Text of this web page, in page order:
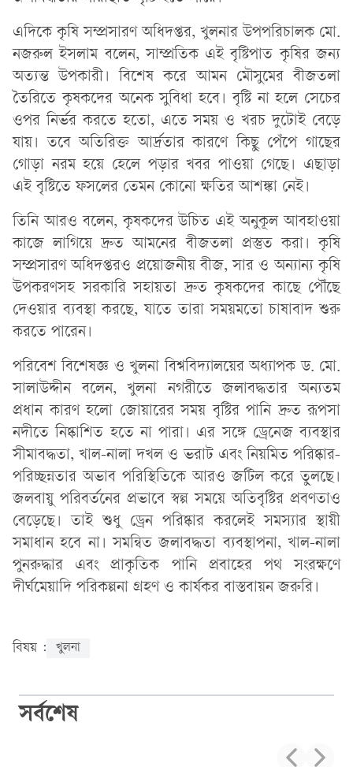
এদিকে কৃষি সম্প্রসারণ অধিদপ্তর, খুলনার উপপরিচালক মো.
নজরুল ইসলাম বলেন, সাম্প্রতিক এই বৃষ্টিপাত কৃষির জন্য
অত্যন্ত উপকারী। বিশেষ করে আমন মৌসুমের বীজতলা
তৈরিতে কৃষকদের অনেক সুবিধা হবে। বৃষ্টি না হলে সেচের
ওপর নির্ভর করতে হতো, এতে সময় ও খরচ দুটোই বেড়ে
যায়। তবে অতিরিক্ত আর্দ্রতার কারণে কিছু পেঁপে গাছের
গোড়া নরম হয়ে হেলে পড়ার খবর পাওয়া গেছে। এছাড়া
এই বৃষ্টিতে ফসলের তেমন কোনো ক্ষতির আশঙ্কা নেই।
তিনি আরও বলেন, কৃষকদের উচিত এই অনুকূল আবহাওয়া
কাজে লাগিয়ে দ্রুত আমনের বীজতলা প্রস্তুত করা। কৃষি
সম্প্রসারণ অধিদপ্তরও প্রয়োজনীয় বীজ, সার ও অন্যান্য কৃষি
উপকরণসহ সরকারি সহায়তা দ্রুত কৃষকদের কাছে পৌঁছে
দেওয়ার ব্যবস্থা করছে, যাতে তারা সময়মতো চাষাবাদ শুরু
করতে পারেন।
পরিবেশ বিশেষজ্ঞ ও খুলনা বিশ্ববিদ্যালয়ের অধ্যাপক ড. মো.
সালাউদ্দীন বলেন, খুলনা নগরীতে জলাবদ্ধতার অন্যতম
প্রধান কারণ হলো জোয়ারের সময় বৃষ্টির পানি দ্রুত রূপসা
নদীতে নিষ্কাশিত হতে না পারা। এর সঙ্গে ড্রেনেজ ব্যবস্থার
সীমাবদ্ধতা, খাল-নালা দখল ও ভরাট এবং নিয়মিত পরিষ্কার-
পরিচ্ছন্নতার অভাব পরিস্থিতিকে আরও জটিল করে তুলছে।
জলবায়ু পরিবর্তনের প্রভাবে স্বল্প সময়ে অতিবৃষ্টির প্রবণতাও
বেড়েছে। তাই শুধু ড্রেন পরিষ্কার করলেই সমস্যার স্থায়ী
সমাধান হবে না। সমন্বিত জলাবদ্ধতা ব্যবস্থাপনা, খাল-নালা
পুনরুদ্ধার এবং প্রাকৃতিক পানি প্রবাহের পথ সংরক্ষণে
দীর্ঘমেয়াদি পরিকল্পনা গ্রহণ ও কার্যকর বাস্তবায়ন জরুরি।
বিষয় : খুলনা
সর্বশেষ